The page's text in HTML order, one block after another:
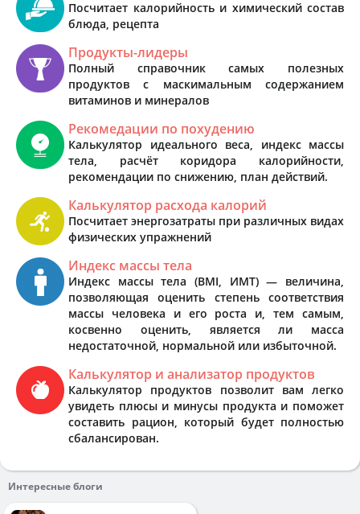
Посчитает калорийность и химический состав
блюда, рецепта
Продукты-лидеры
Полный справочник самых полезных
продуктов с маскимальным содержанием
витаминов и минералов
Рекомедации по похудению
Калькулятор идеального веса, индекс массы
тела, расчёт коридора калорийности,
рекомендации по снижению, план действий.
Калькулятор расхода калорий
Посчитает энергозатраты при различных видах
физических упражнений
Индекс массы тела
Индекс массы тела (BMI, ИМТ) — величина,
позволяющая оценить степень соответствия
массы человека и его роста и, тем самым,
косвенно оценить, является ли масса
недостаточной, нормальной или избыточной.
Калькулятор и анализатор продуктов
Калькулятор продуктов позволит вам легко
увидеть плюсы и минусы продукта и поможет
составить рацион, который будет полностью
сбалансирован.
Интересные блоги